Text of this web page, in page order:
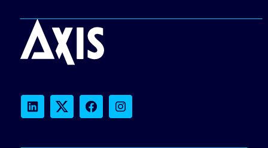
LinkedInTwitterFacebookInstagram